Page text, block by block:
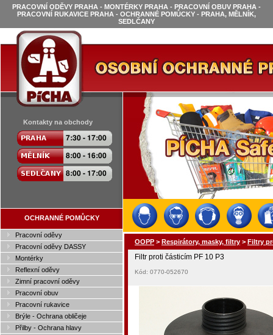
PRACOVNÍ ODĚVY PRAHA - MONTÉRKY PRAHA - PRACOVNÍ OBUV PRAHA -
PRACOVNÍ RUKAVICE PRAHA - OCHRANNÉ POMŮCKY - PRAHA, MĚLNÍK,
SEDLČANY
Kontakty na obchody
OCHRANNÉ POMŮCKY
Pracovní oděvy
Pracovní oděvy DASSY
Montérky
Reflexní oděvy
Zimní pracovní oděvy
Pracovní obuv
Pracovní rukavice
Brýle - Ochrana obličeje
Přilby - Ochrana hlavy
OOPP > Respirátory, masky, filtry > Filtry
Filtr proti částicím PF 10 P3
Kód: 0770-052670